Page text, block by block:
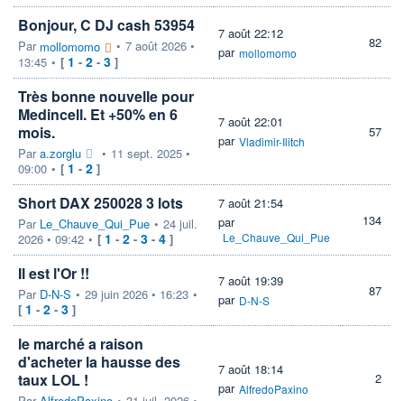
Bonjour, C DJ cash 53954
Par mollomomo • 7 août 2026 •
13:45 • [ 1 - 2 - 3 ]
7 août 22:12
par mollomomo
82
Très bonne nouvelle pour
Medincell. Et +50% en 6
mois.
Para.zorglu • 11 sept. 2025 •
09:00 • [ 1 - 2 ]
7 août 22:01
par Vladimir-Ilitch
57
Short DAX 250028 3 lots
Par Le_Chauve_Qui_Pue • 24 juil.
2026 • 09:42 • [ 1 - 2 - 3 - 4 ]
7 août 21:54
par
Le_Chauve_Qui_Pue
134
Il est l'Or !!
Par D-N-S • 29 juin 2026 • 16:23 •
[ 1 - 2 - 3 ]
7 août 19:39
par D-N-S
87
le marché a raison
d'acheter la hausse des
taux LOL !
7 août 18:14
par AlfredoPaxino
2